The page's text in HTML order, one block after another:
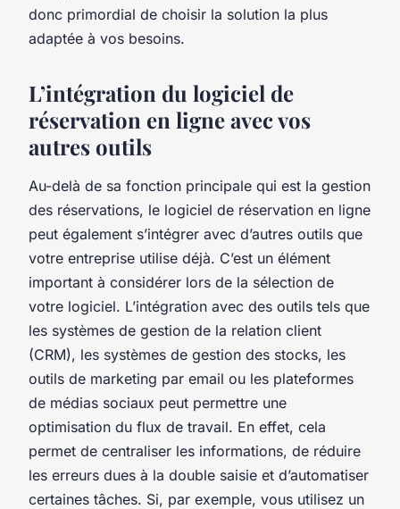
donc primordial de choisir la solution la plus
adaptée à vos besoins.
L’intégration du logiciel de
réservation en ligne avec vos
autres outils
Au-delà de sa fonction principale qui est la gestion
des réservations, le logiciel de réservation en ligne
peut également s’intégrer avec d’autres outils que
votre entreprise utilise déjà. C’est un élément
important à considérer lors de la sélection de
votre logiciel. L’intégration avec des outils tels que
les systèmes de gestion de la relation client
(CRM), les systèmes de gestion des stocks, les
outils de marketing par email ou les plateformes
de médias sociaux peut permettre une
optimisation du flux de travail. En effet, cela
permet de centraliser les informations, de réduire
les erreurs dues à la double saisie et d’automatiser
certaines tâches. Si, par exemple, vous utilisez un